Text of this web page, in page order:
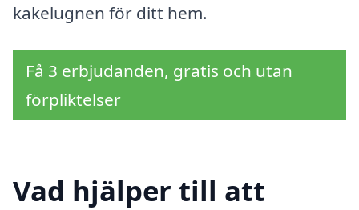
kakelugnen för ditt hem.
Få 3 erbjudanden, gratis och utan
förpliktelser
Vad hjälper till att